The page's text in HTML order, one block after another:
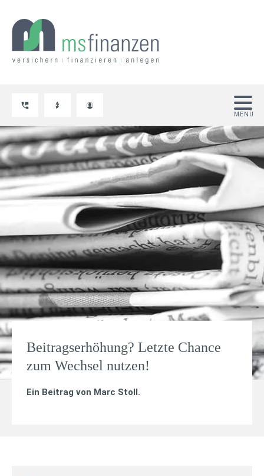
Beitragserhöhung? Letzte Chance
zum Wechsel nutzen!
Ein Beitrag von Marc Stoll.